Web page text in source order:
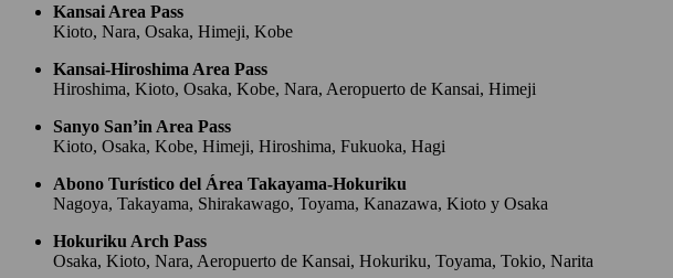
Kansai Area Pass
Kioto, Nara, Osaka, Himeji, Kobe
Kansai-Hiroshima Area Pass
Hiroshima, Kioto, Osaka, Kobe, Nara, Aeropuerto de Kansai, Himeji
Sanyo San’in Area Pass
Kioto, Osaka, Kobe, Himeji, Hiroshima, Fukuoka, Hagi
Abono Turístico del Área Takayama-Hokuriku
Nagoya, Takayama, Shirakawago, Toyama, Kanazawa, Kioto y Osaka
Hokuriku Arch Pass
Osaka, Kioto, Nara, Aeropuerto de Kansai, Hokuriku, Toyama, Tokio, Narita